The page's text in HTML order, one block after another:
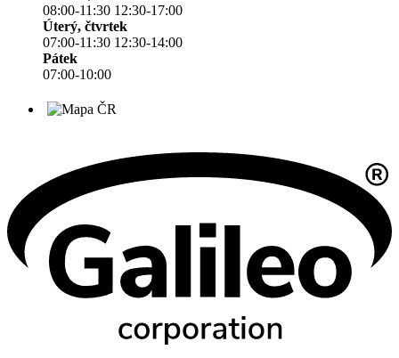
08:00-11:30 12:30-17:00
Úterý, čtvrtek
07:00-11:30 12:30-14:00
Pátek
07:00-10:00